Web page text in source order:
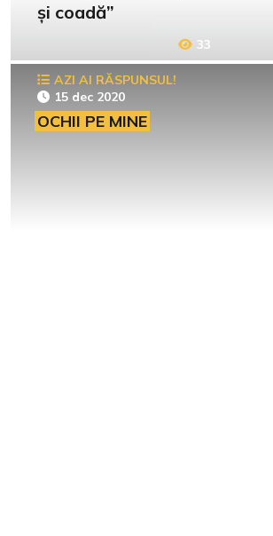
și coadă”
33
AZI AI RĂSPUNSUL!
15 dec 2020
OCHII PE MINE